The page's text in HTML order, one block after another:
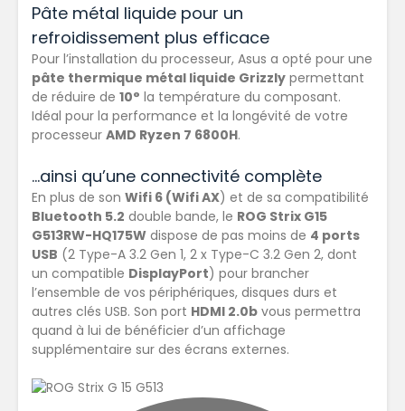
Pâte métal liquide pour un
refroidissement plus efficace
Pour l’installation du processeur, Asus a opté pour une
pâte thermique métal liquide Grizzly permettant
de réduire de 10° la température du composant.
Idéal pour la performance et la longévité de votre
processeur AMD Ryzen 7 6800H.
…ainsi qu’une connectivité complète
En plus de son Wifi 6 (Wifi AX) et de sa compatibilité
Bluetooth 5.2 double bande, le ROG Strix G15
G513RW-HQ175W dispose de pas moins de 4 ports
USB (2 Type-A 3.2 Gen 1, 2 x Type-C 3.2 Gen 2, dont
un compatible DisplayPort) pour brancher
l’ensemble de vos périphériques, disques durs et
autres clés USB. Son port HDMI 2.0b vous permettra
quand à lui de bénéficier d’un affichage
supplémentaire sur des écrans externes.